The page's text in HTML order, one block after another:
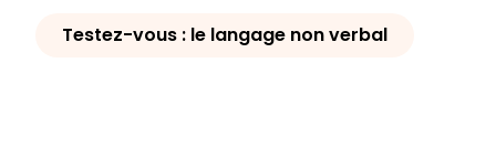
Testez-vous : le langage non verbal